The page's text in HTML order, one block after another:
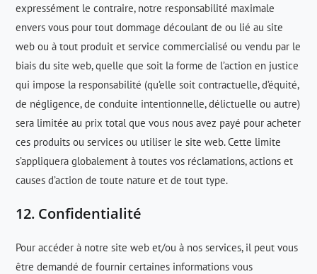
expressément le contraire, notre responsabilité maximale
envers vous pour tout dommage découlant de ou lié au site
web ou à tout produit et service commercialisé ou vendu par le
biais du site web, quelle que soit la forme de l’action en justice
qui impose la responsabilité (qu’elle soit contractuelle, d’équité,
de négligence, de conduite intentionnelle, délictuelle ou autre)
sera limitée au prix total que vous nous avez payé pour acheter
ces produits ou services ou utiliser le site web. Cette limite
s’appliquera globalement à toutes vos réclamations, actions et
causes d’action de toute nature et de tout type.
12. Confidentialité
Pour accéder à notre site web et/ou à nos services, il peut vous
être demandé de fournir certaines informations vous